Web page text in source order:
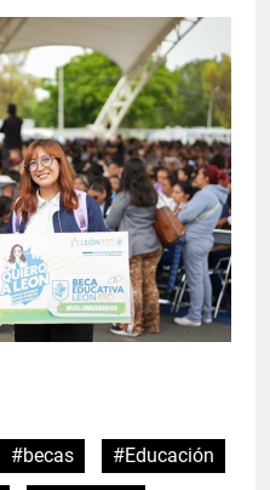
#becas
#Educación